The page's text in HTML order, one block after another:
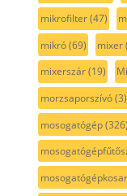
mikrofilter(47)
mikró(69) mixer
mixerszár(19)
morzsaporszívó(3)
mosogatógép(326)